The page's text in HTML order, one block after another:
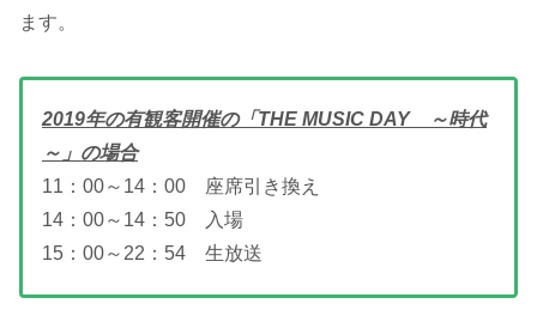
ます。
2019年の有観客開催の「THE MUSIC DAY ～時代
～」の場合
11：00～14：00 座席引き換え
14：00～14：50 入場
15：00～22：54 生放送